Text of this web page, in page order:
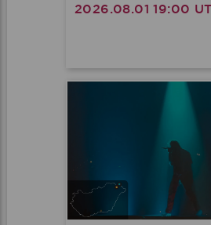
2026.08.01 19:00